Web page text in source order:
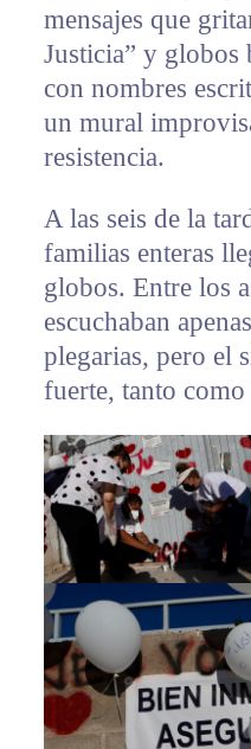
mensajes que
Justicia” y globos
con nombres
un mural
resistencia.
A las seis de la
familias enteras
globos. Entre los
escuchaban
plegarias, pero el
fuerte, tanto